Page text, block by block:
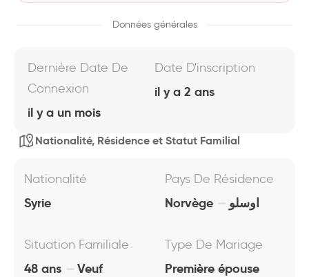
Données générales
Dernière Date De
Connexion
il y a un mois
Date D'inscription
il y a 2 ans
Nationalité, Résidence et Statut Familial
Nationalité
Syrie
Pays De Résidence
Norvège اوسلو
Situation Familiale
48 ans
Veuf
Type De Mariage
Première épouse